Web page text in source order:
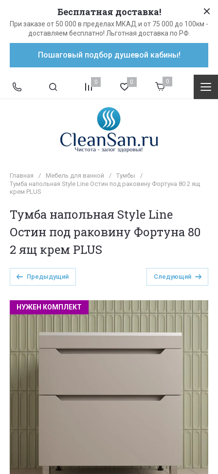
Бесплатная доставка!
При заказе от 50 000 в пределах МКАД и от 75 000 до 100км -
доставляем бесплатно! Льготная доставка по РФ.
Пошаговый подбор душевой кабины!
0 0 0
Главная / Мебель для ванной / Тумбы
/
Тумба напольная Style Line Остин под раковину Фортуна 80 2 ящ
крем PLUS
Тумба напольная Style Line
Остин под раковину Фортуна 80
2 ящ крем PLUS
Предыдущий Следующий
НУЖЕН КОМПЛЕКТ